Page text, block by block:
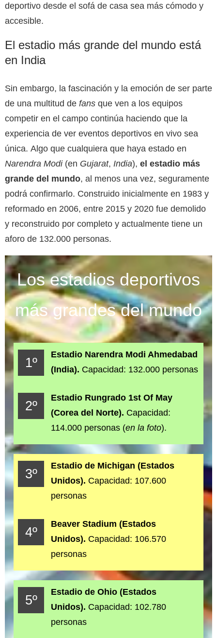
deportivo desde el sofá de casa sea más cómodo y
accesible.
El estadio más grande del mundo está
en India
Sin embargo, la fascinación y la emoción de ser parte
de una multitud de fans que ven a los equipos
competir en el campo continúa haciendo que la
experiencia de ver eventos deportivos en vivo sea
única. Algo que cualquiera que haya estado en
Narendra Modi(en Gujarat, India), el estadio más
grande del mundo, al menos una vez, seguramente
podrá confirmarlo. Construido inicialmente en 1983 y
reformado en 2006, entre 2015 y 2020 fue demolido
y reconstruido por completo y actualmente tiene un
aforo de 132.000 personas.
Los estadios deportivos
más grandes del mundo
1º
Estadio Narendra Modi Ahmedabad
(India). Capacidad: 132.000 personas
2º
Estadio Rungrado 1st Of May
(Corea del Norte). Capacidad:
114.000 personas (en la foto).
3º
Estadio de Michigan (Estados
Unidos). Capacidad: 107.600
personas
4º
Beaver Stadium (Estados
Unidos). Capacidad: 106.570
personas
5º
Estadio de Ohio (Estados
Unidos). Capacidad: 102.780
personas